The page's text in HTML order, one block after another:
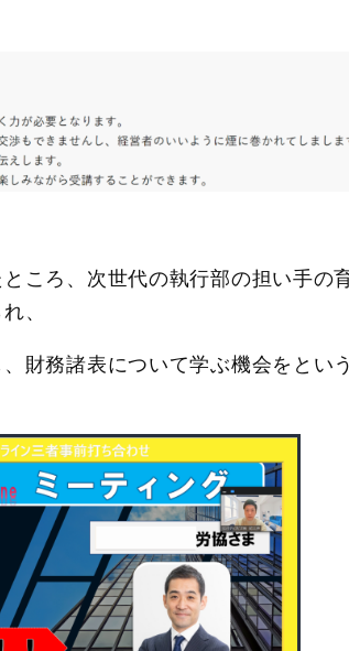
ころ、次世代の執行部の担い手の
、
財務諸表について学ぶ機会をとい